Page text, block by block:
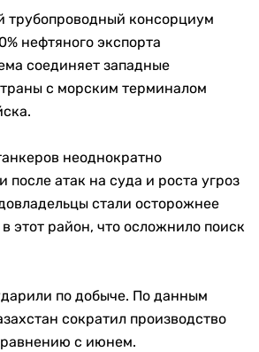
трубопроводный консорциум
нефтяного экспорта
соединяет западные
с морским терминалом
неоднократно
после атак на суда и роста угроз
стали осторожнее
этот район, что осложнило поиск
по добыче. По данным
сократил производство
с июнем.